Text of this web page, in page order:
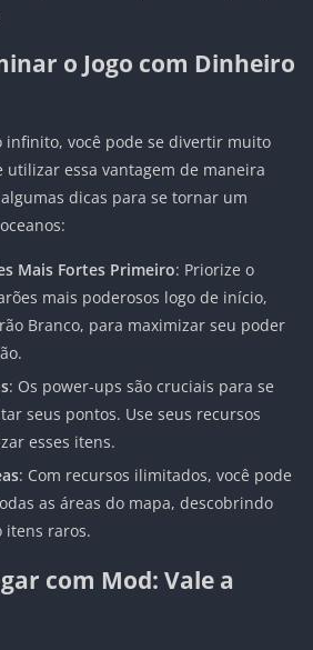
o Jogo com Dinheiro
infinito, você pode se divertir muito
utilizar essa vantagem de maneira
dicas para se tornar um
Mais Fortes Primeiro: Priorize o
mais poderosos logo de início,
Branco, para maximizar seu poder
: Os power-ups são cruciais para se
seus pontos. Use seus recursos
esses itens.
: Com recursos ilimitados, você pode
as áreas do mapa, descobrindo
itens raros.
com Mod: Vale a